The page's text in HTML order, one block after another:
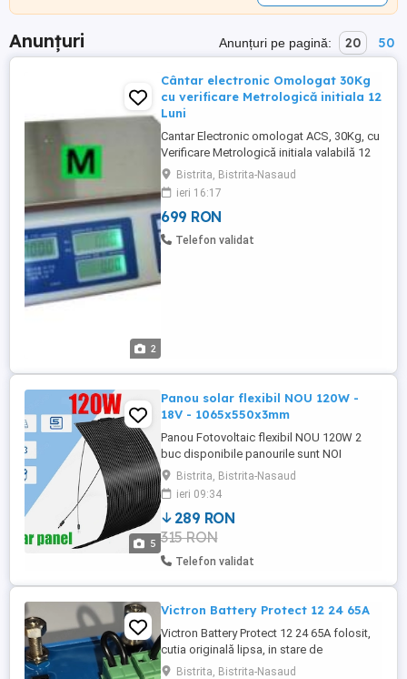
Anunțuri Anunțuri pe pagină: 20 50
2
Cântar electronic Omologat 30Kg
cu verificare Metrologică initiala 12
Luni
Cantar Electronic omologat ACS, 30Kg, cu
Verificare Metrologică initiala valabilă 12
Luni Compania ELECTRO SUPERMAX
SRL,oferă spre vânzare cântare
electronice comerciale ACS de 30 Kg (fără
braț). Aparatele sunt noi, omologate
conform normelor legale din România,
Bistrita, Bistrita-Nasaud
ieri 16:17
699 RON
Telefon validat
5
Panou solar flexibil NOU 120W -
18V - 1065x550x3mm
Panou Fotovoltaic flexibil NOU 120W 2
buc disponibile panourile sunt NOI
deschise doar pentru verificare.
Monokristallin Dimensiune: 1065 x 550 x
3mm Conexiune: MC4 VoC: 21.78V Isc:
7.27A Vmp: 18.15V Imp: 6.61A Max Syst
Voltage: 700V
Bistrita, Bistrita-Nasaud
ieri 09:34
289 RON
315 RON
Telefon validat
Victron Battery Protect 12 24 65A
Victron Battery Protect 12 24 65A folosit,
cutia originală lipsa, in stare de
functionare. 2 buc disponibile.
Bistrita, Bistrita-Nasaud